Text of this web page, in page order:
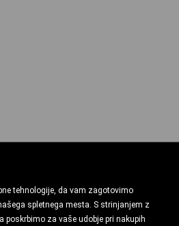
tehnologije, da vam zagotovimo
spletnega mesta. S strinjanjem z
poskrbimo za vaše udobje pri nakupih